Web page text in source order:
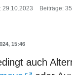
29.10.2023 Beiträge:
15:46
auch